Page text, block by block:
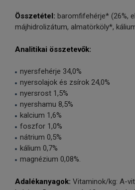
Összetétel: baromfifehérje* (26%,
májhidrolizátum, almatörköly*,
Analitikai összetevők:
nyersfehérje 34,0%
nyersolajok és zsírok 24,0%
nyersrost 1,5%
nyershamu 8,5%
kalcium 1,6%
foszfor 1,0%
nátrium 0,5%
kálium 0,7%
magnézium 0,08%.
Adalékanyagok: Vitaminok/kg: A-